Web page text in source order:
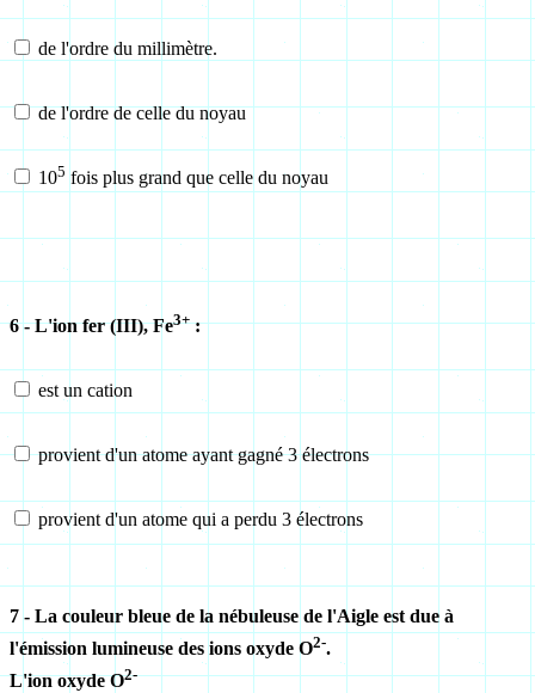
de l'ordre du millimètre.
de l'ordre de celle du noyau
105 fois plus grand que celle du noyau
6 - L'ion fer (III), Fe3+:
est un cation
provient d'un atome ayant gagné 3 électrons
provient d'un atome qui a perdu 3 électrons
7 - La couleur bleue de la nébuleuse de l'Aigle est due à
l'émission lumineuse des ions oxyde O2-.
L'ion oxydeO2-